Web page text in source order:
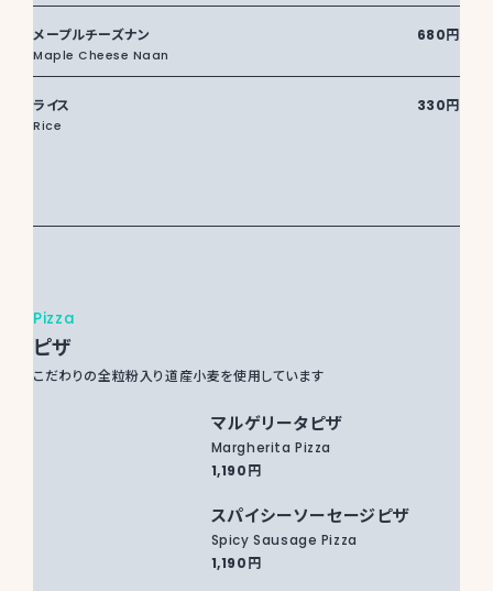
メープルチーズナン
Maple Cheese Naan
680円
ライス
Rice
330円
Pizza
ピザ
こだわりの全粒粉入り道産小麦を使用しています
マルゲリータピザ
Margherita Pizza
1,190円
スパイシーソーセージピザ
Spicy Sausage Pizza
1,190円